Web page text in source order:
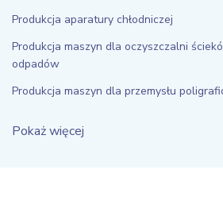
Produkcja aparatury chłodniczej
Produkcja maszyn dla oczyszczalni
odpadów
Produkcja maszyn dla przemysłu
Pokaż więcej